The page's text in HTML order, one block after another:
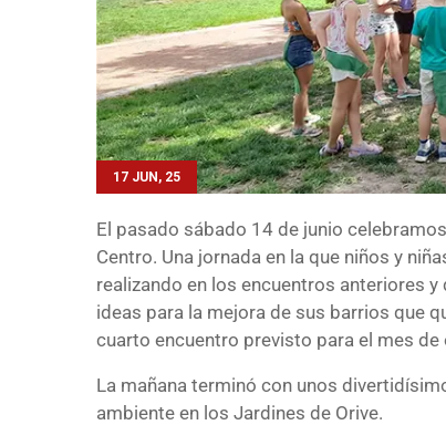
17 JUN, 25
El pasado sábado 14 de junio
Centro. Una jornada en la que niños y
realizando en los encuentros anteriores
ideas para la mejora de sus barrios que
cuarto encuentro previsto para el mes de
La mañana terminó con unos
ambiente en los Jardines de Orive.